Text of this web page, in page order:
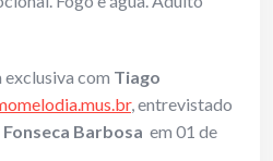
exclusiva com Tiago
, entrevistado
Barbosa em 01 de